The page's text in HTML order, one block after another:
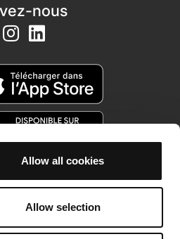
Allow all cookies
Allow selection
nous